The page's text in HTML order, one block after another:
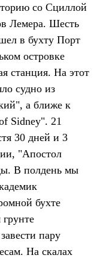
со Сциллой
Лемера. Шесть
в бухту Порт
островке
станция. На этот
судно из
а ближе к
Sidney". 21
30 дней и 3
"Апостол
В полдень мы
бухте
пару
На скалах